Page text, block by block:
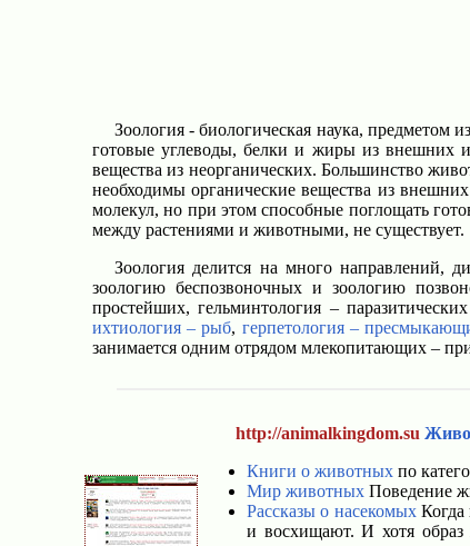
Зоология - биологическая наука,
готовые углеводы, белки и жиры из внешних
вещества из неорганических. Большинство
необходимы органические вещества из
молекул, но при этом способные поглощать
между растениями и животными, не существует.
Зоология делится на много направлений,
зоологию беспозвоночных и зоологию
простейших, гельминтология –
ихтиология – рыб, герпетология –
занимается одним отрядом млекопитающих –
http://animalkingdom.su
Книги о животных по
Мир животных Поведение
Рассказы о насекомыхКогда
и восхищают. И хотя образ